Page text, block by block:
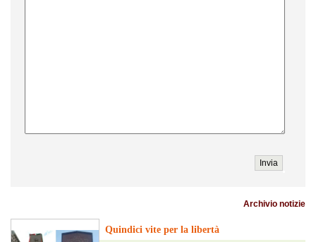
Archivio notizie
Quindici vite per la libertà